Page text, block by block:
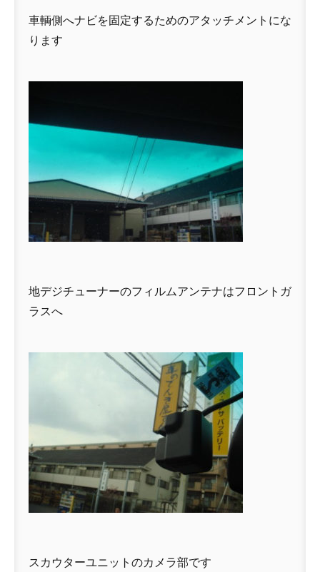
車輌側へナビを固定するためのアタッチメントにな
ります
地デジチューナーのフィルムアンテナはフロントガ
ラスへ
スカウターユニットのカメラ部です